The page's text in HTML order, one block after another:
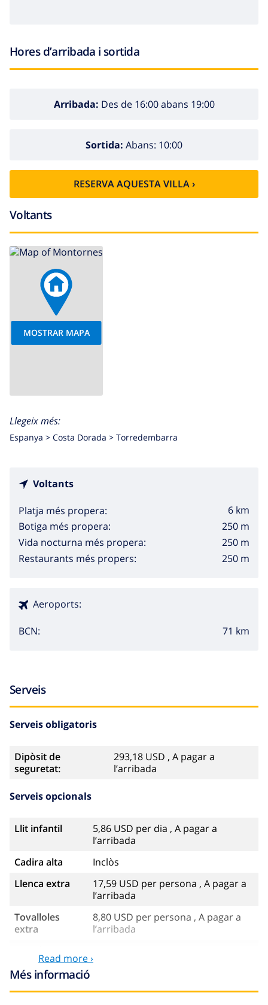
Hores d’arribada i sortida
Arribada: Des de 16:00 abans 19:00
Sortida: Abans: 10:00
RESERVA AQUESTA VILLA ›
Voltants
MOSTRAR MAPA
Llegeix més:
Espanya > Costa Dorada > Torredembarra
Voltants
Platja més propera:
6 km
Botiga més propera:
250 m
Vida nocturna més propera:
250 m
Restaurants més propers:
250 m
Aeroports:
BCN: 71 km
Serveis
Serveis obligatoris
Dipòsit de
seguretat:
293,18 USD , A pagar a
l’arribada
Serveis opcionals
Llit infantil
5,86 USD per dia , A pagar a
l’arribada
Cadira alta
Inclòs
Llenca extra
17,59 USD per persona , A pagar a
l’arribada
Tovalloles
extra
8,80 USD per persona , A pagar a
l’arribada
tardana
(52,77 USD/HOUR)
Read more ›
Més informació